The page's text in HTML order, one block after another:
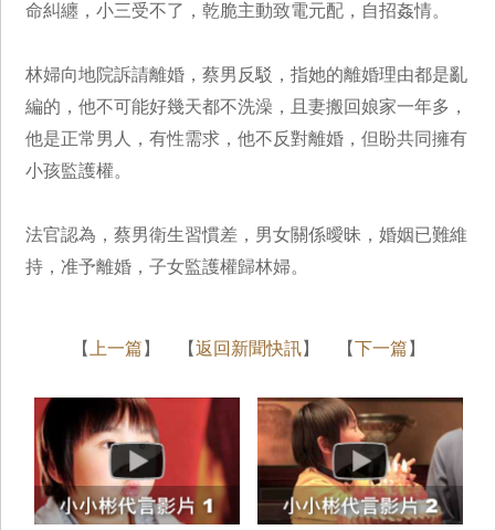
命糾纏，小三受不了，乾脆主動致電元配，自招姦情。
林婦向地院訴請離婚，蔡男反駁，指她的離婚理由都是亂
編的，他不可能好幾天都不洗澡，且妻搬回娘家一年多，
他是正常男人，有性需求，他不反對離婚，但盼共同擁有
小孩監護權。
法官認為，蔡男衛生習慣差，男女關係曖昧，婚姻已難維
持，准予離婚，子女監護權歸林婦。
【 上一篇 】 【返回新聞快訊】 【下一篇 】